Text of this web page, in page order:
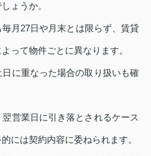
ょうか。
月27日や月末とは限らず、賃貸
って物件ごとに異なります。
に重なった場合の取り扱いも確
営業日に引き落とされるケース
には契約内容に委ねられます。